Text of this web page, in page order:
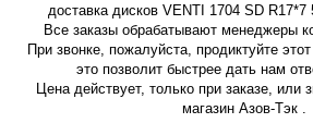
доставка дисков VENTI 1704 SD R17*7
Все заказы обрабатывают менеджеры
При звонке, пожалуйста, продиктуйте
это позволит быстрее дать нам
Цена действует, только при заказе, или
магазин Азов-Тэк .